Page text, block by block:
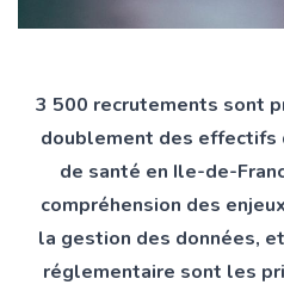
3 500 recrutements sont
doublement des effectifs
de santé en Ile-de-
compréhension des
la gestion des données,
réglementaire sont les